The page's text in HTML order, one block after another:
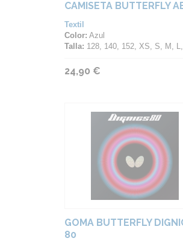
CAMISETA BUTTERFLY
Textil
Color: Azul
Talla: 128, 140, 152, XS, S, M, L, XL, 2XL,
24,90 €
GOMA BUTTERFLY
80